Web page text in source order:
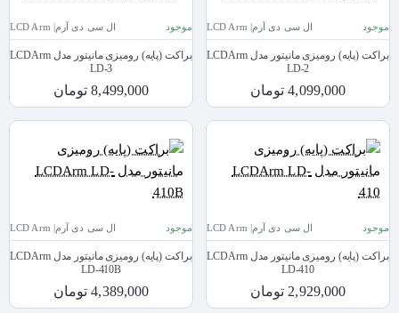
موجود ال سی دی آرم| LCD Arm
براکت (پایه) رومیزی مانیتور مدل LCDArm
LD-2
4,099,000 تومان
موجود ال سی دی آرم| LCD Arm
براکت (پایه) رومیزی مانیتور مدل LCDArm
LD-3
8,499,000 تومان
موجود ال سی دی آرم| LCD Arm
براکت (پایه) رومیزی مانیتور مدل LCDArm
LD-410
2,929,000 تومان
موجود ال سی دی آرم| LCD Arm
براکت (پایه) رومیزی مانیتور مدل LCDArm
LD-410B
4,389,000 تومان